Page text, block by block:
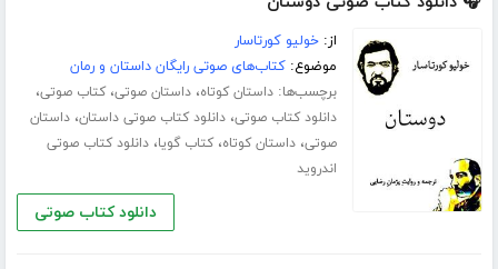
از:خولیو کورتاسار
موضوع:کتاب‌های صوتی رایگان داستان و رمان
برچسب‌ها:داستان کوتاه،داستان صوتی،کتاب صوتی،
دانلود کتاب صوتی،دانلود کتاب صوتی داستان،داستان
صوتی،داستان کوتاه،کتاب گویا،دانلود کتاب صوتی
اندروید
دانلود کتاب صوتی